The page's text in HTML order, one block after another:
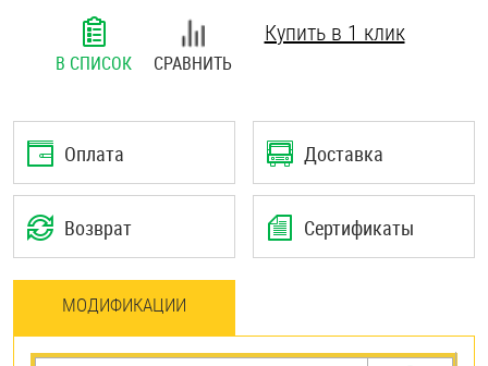
Штифты и пальцы
В СПИСОК СРАВНИТЬ
Купить в 1 клик
Оплата Доставка
Возврат Сертификаты
МОДИФИКАЦИИ